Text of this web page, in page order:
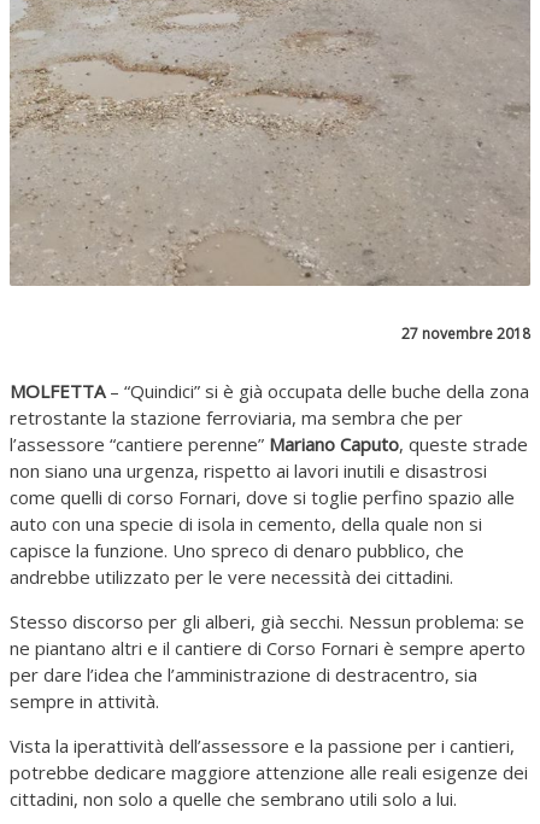
27 novembre 2018
MOLFETTA– “Quindici” si è già occupata delle buche della zona
retrostante la stazione ferroviaria, ma sembra che per
l’assessore “cantiere perenne” Mariano Caputo, queste strade
non siano una urgenza, rispetto ai lavori inutili e disastrosi
come quelli di corso Fornari, dove si toglie perfino spazio alle
auto con una specie di isola in cemento, della quale non si
capisce la funzione. Uno spreco di denaro pubblico, che
andrebbe utilizzato per le vere necessità dei cittadini.
Stesso discorso per gli alberi, già secchi. Nessun problema: se
ne piantano altri e il cantiere di Corso Fornari è sempre aperto
per dare l’idea che l’amministrazione di destracentro, sia
sempre in attività.
Vista la iperattività dell’assessore e la passione per i cantieri,
potrebbe dedicare maggiore attenzione alle reali esigenze dei
cittadini, non solo a quelle che sembrano utili solo a lui.